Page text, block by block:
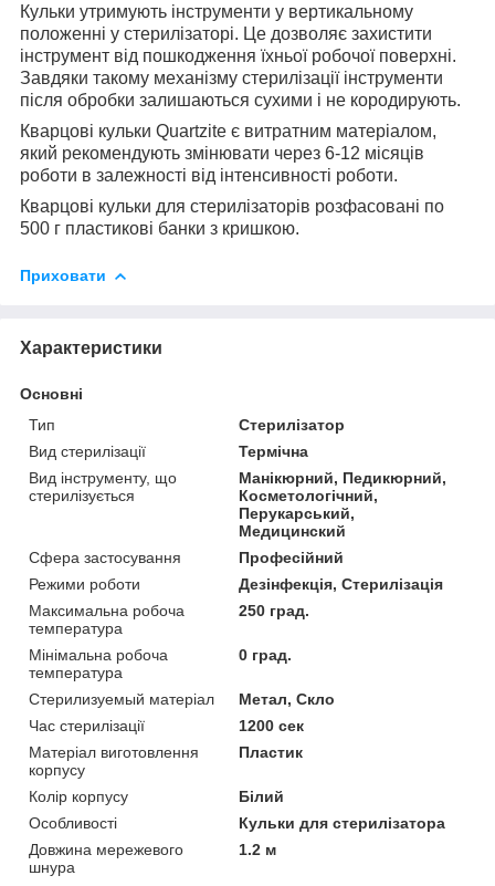
Кульки утримують інструменти у вертикальному
положенні у стерилізаторі. Це дозволяє захистити
інструмент від пошкодження їхньої робочої поверхні.
Завдяки такому механізму стерилізації інструменти
після обробки залишаються сухими і не кородирують.
Кварцові кульки Quartzite є витратним матеріалом,
який рекомендують змінювати через 6-12 місяців
роботи в залежності від інтенсивності роботи.
Кварцові кульки для стерилізаторів розфасовані по
500 г пластикові банки з кришкою.
Приховати
Характеристики
Основні
Тип
Стерилізатор
Вид стерилізації
Термічна
Вид інструменту, що
стерилізується
Манікюрний, Педикюрний,
Косметологічний,
Перукарський,
Медицинский
Сфера застосування
Професійний
Режими роботи
Дезінфекція, Стерилізація
Максимальна робоча
температура
250 град.
Мінімальна робоча
температура
0 град.
Стерилизуемый матеріал
Метал, Скло
Час стерилізації
1200 сек
Матеріал виготовлення
корпусу
Пластик
Колір корпусу
Білий
Особливості
Кульки для стерилізатора
Довжина мережевого
шнура
1.2 м